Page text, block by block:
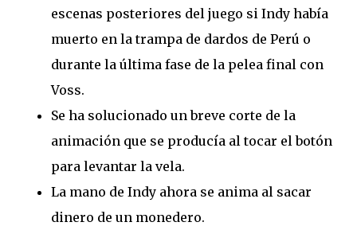
escenas posteriores del juego si Indy había
muerto en la trampa de dardos de Perú o
durante la última fase de la pelea final con
Voss.
Se ha solucionado un breve corte de la
animación que se producía al tocar el botón
para levantar la vela.
La mano de Indy ahora se anima al sacar
dinero de un monedero.